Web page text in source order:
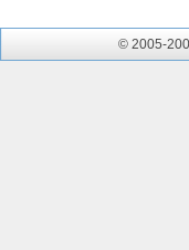
© 2005-